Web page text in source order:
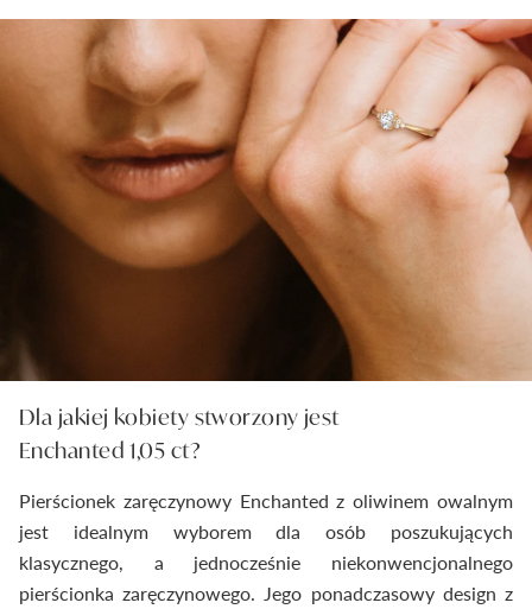
Dla jakiej kobiety stworzony jest
Enchanted 1,05 ct?
Pierścionek zaręczynowy Enchanted z oliwinem owalnym
jest idealnym wyborem dla osób poszukujących
klasycznego, a jednocześnie niekonwencjonalnego
pierścionka zaręczynowego. Jego ponadczasowy design z